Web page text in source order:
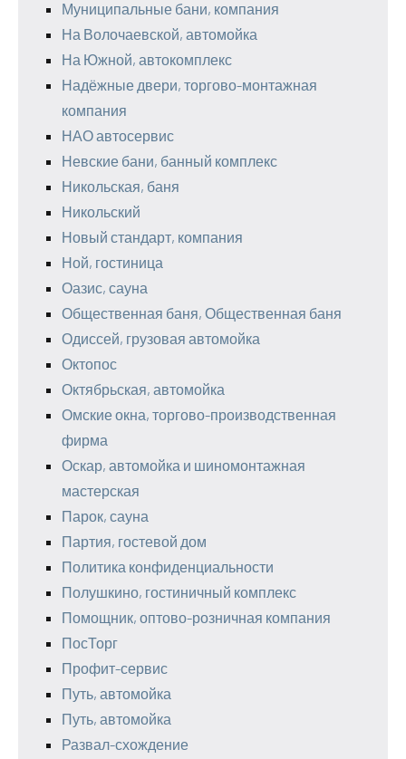
Муниципальные бани, компания
На Волочаевской, автомойка
На Южной, автокомплекс
Надёжные двери, торгово-монтажная
компания
НАО автосервис
Невские бани, банный комплекс
Никольская, баня
Никольский
Новый стандарт, компания
Ной, гостиница
Оазис, сауна
Общественная баня, Общественная баня
Одиссей, грузовая автомойка
Октопос
Октябрьская, автомойка
Омские окна, торгово-производственная
фирма
Оскар, автомойка и шиномонтажная
мастерская
Парок, сауна
Партия, гостевой дом
Политика конфиденциальности
Полушкино, гостиничный комплекс
Помощник, оптово-розничная компания
ПосТорг
Профит-сервис
Путь, автомойка
Путь, автомойка
Развал-схождение